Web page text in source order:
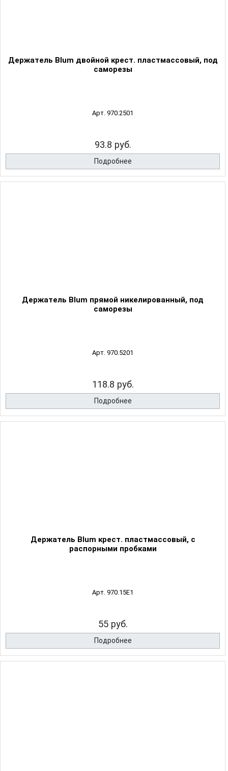
Держатель Blum двойной крест. пластмассовый, под
саморезы
Арт. 970.2501
93.8 руб.
Подробнее
Держатель Blum прямой никелированный, под
саморезы
Арт. 970.5201
118.8 руб.
Подробнее
Держатель Blum крест. пластмассовый, с
распорными пробками
Арт. 970.15E1
55 руб.
Подробнее